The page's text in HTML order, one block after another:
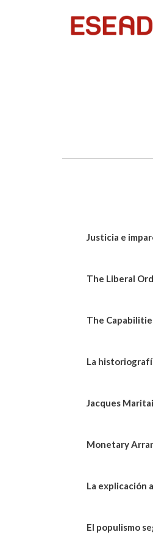
Justicia e
The Liberal
The
La
Jacques
Monetary
La explicación
El populismo